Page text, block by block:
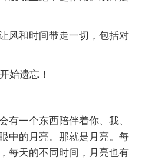
风和时间带走一切，包括对
始遗忘！
有一个东西陪伴着你、我、
中的月亮。那就是月亮。每
每天的不同时间，月亮也有